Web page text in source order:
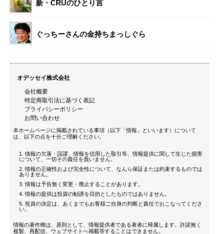
新・CRUのひとり言
ぐっちーさんの金持ちまっしぐら
オデッセイ株式会社
会社概要
特定商取引法に基づく表記
プライバシーポリシー
お問い合わせ
本ホームページに掲載されている事項（以下「情報」といいます）について
は、以下の点を十分ご理解ください。
情報の欠落・誤謬、情報を信用した取引等、情報提供に関して生じた損害
について、一切その責任を負いません。
情報の正確性および完全性について、なんら保証または約束するものでは
ありません。
情報は予告無く変更・廃止することがあります。
情報の提供は投資の勧誘を目的としたものではありません。
投資の決定は、あくまでもお客様ご自身の判断と責任でおこなってくださ
い。
情報の著作権は、原則として、情報提供者である著者に帰属します。許諾無く
複製、再配信、ウェブサイトへ掲載等することはできません。